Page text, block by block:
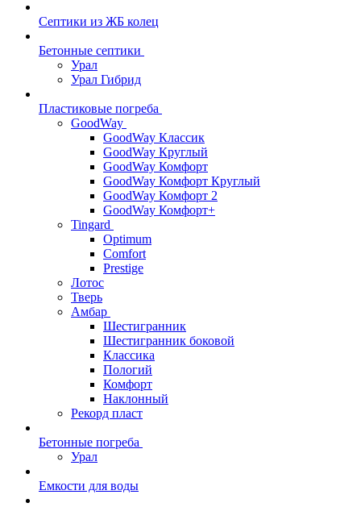
Септики из ЖБ колец
Бетонные септики
Урал
Урал Гибрид
Пластиковые погреба
GoodWay
GoodWay Классик
GoodWay Круглый
GoodWay Комфорт
GoodWay Комфорт Круглый
GoodWay Комфорт 2
GoodWay Комфорт+
Tingard
Optimum
Comfort
Prestige
Лотос
Тверь
Амбар
Шестигранник
Шестигранник боковой
Классика
Пологий
Комфорт
Наклонный
Рекорд пласт
Бетонные погреба
Урал
Емкости для воды